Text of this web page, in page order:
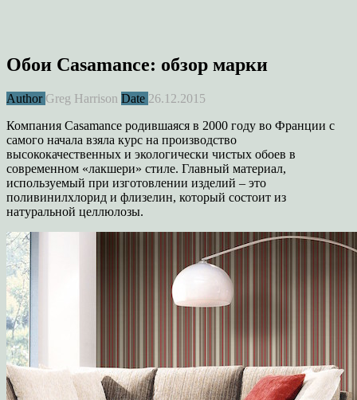
Обои Casamance: обзор марки
Author Greg Harrison Date 26.12.2015
Компания Casamance родившаяся в 2000 году во Франции с
самого начала взяла курс на производство
высококачественных и экологически чистых обоев в
современном «лакшери» стиле. Главный материал,
используемый при изготовлении изделий – это
поливинилхлорид и флизелин, который состоит из
натуральной целлюлозы.